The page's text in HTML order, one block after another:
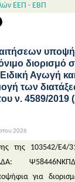
ΕΕΠ - ΕΒΠ
διορισμό
Αγωγή
των
ν. 4589/2019
2026
της 103542/Ε4/
Ψ58446ΝΚΠΔ-
για